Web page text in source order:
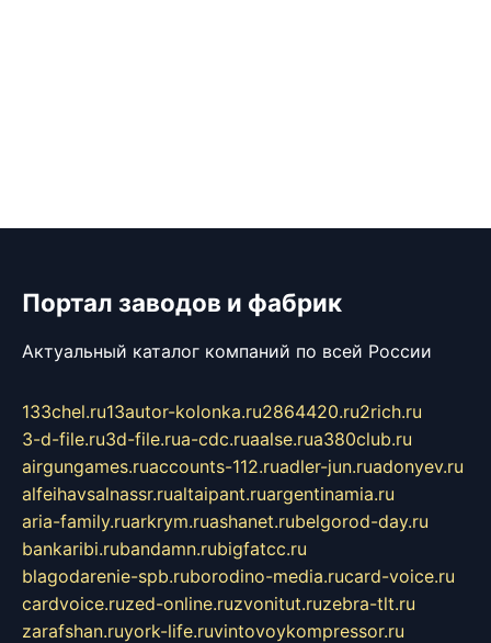
Портал заводов и фабрик
Актуальный каталог компаний по всей России
133chel.ru13autor-kolonka.ru2864420.ru2rich.ru
3-d-file.ru3d-file.rua-cdc.ruaalse.rua380club.ru
airgungames.ruaccounts-112.ruadler-jun.ruadonyev.ru
alfeihavsalnassr.rualtaipant.ruargentinamia.ru
aria-family.ruarkrym.ruashanet.rubelgorod-day.ru
bankaribi.rubandamn.rubigfatcc.ru
blagodarenie-spb.ruborodino-media.rucard-voice.ru
cardvoice.ruzed-online.ruzvonitut.ruzebra-tlt.ru
zarafshan.ruyork-life.ruvintovoykompressor.ru